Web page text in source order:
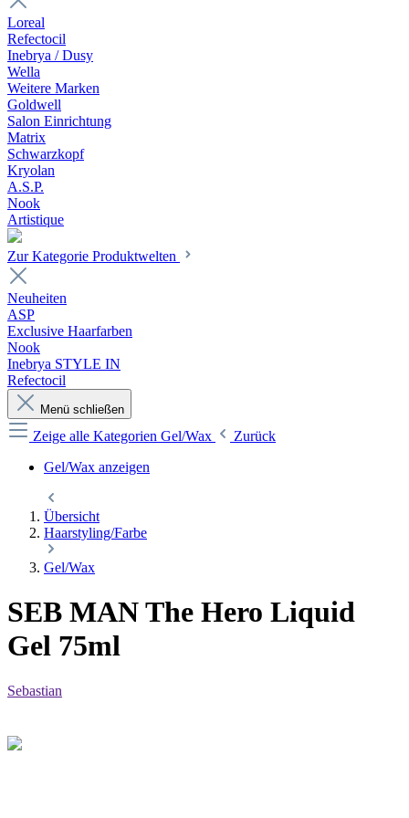
Loreal
Refectocil
Inebrya / Dusy
Wella
Weitere Marken
Goldwell
Salon Einrichtung
Matrix
Schwarzkopf
Kryolan
A.S.P.
Nook
Artistique
Zur Kategorie Produktwelten
Neuheiten
ASP
Exclusive Haarfarben
Nook
Inebrya STYLE IN
Refectocil
Menü schließen
Zeige alle Kategorien Gel/Wax
Zurück
Gel/Wax anzeigen
Übersicht
Haarstyling/Farbe
Gel/Wax
SEB MAN The Hero Liquid
Gel 75ml
Sebastian